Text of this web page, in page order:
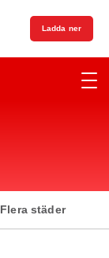
Ladda ner
Flera städer